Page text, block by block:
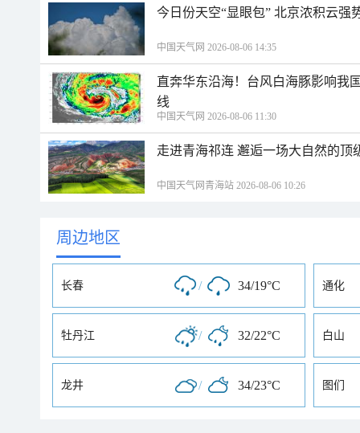
今日份天空“显眼包” 北京浓积云强
中国天气网 2026-08-06 14:35
直奔华东沿海！台风白海豚影响我
线
中国天气网 2026-08-06 11:30
走进青海祁连 邂逅一场大自然的顶
中国天气网青海站 2026-08-06 10:26
周边地区
长春 / 34/19°C 通化
牡丹江 / 32/22°C 白山
龙井 / 34/23°C 图们